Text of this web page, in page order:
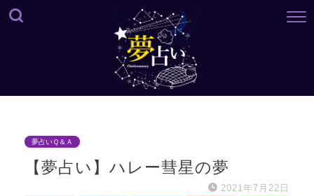
夢占いＱ＆Ａ
【夢占い】ハレー彗星の夢
2021年7月22日